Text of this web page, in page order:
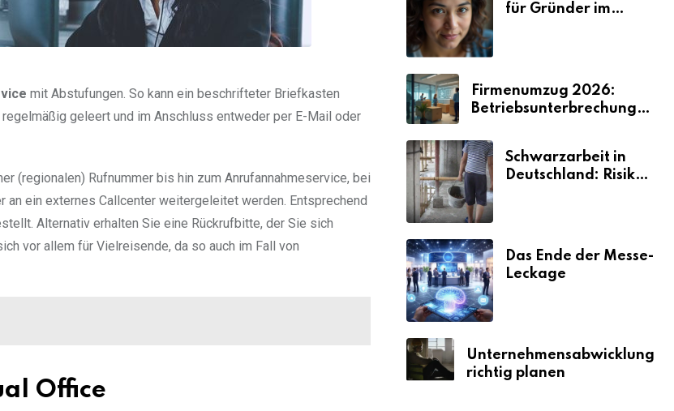
mit Abstufungen. So kann ein beschrifteter Briefkasten
geleert und im Anschluss entweder per E-Mail oder
(regionalen) Rufnummer bis hin zum Anrufannahmeservice, bei
ein externes Callcenter weitergeleitet werden. Entsprechend
Alternativ erhalten Sie eine Rückrufbitte, der Sie sich
vor allem für Vielreisende, da so auch im Fall von
Office
für Gründer im
Firmenumzug 2026:
Betriebsunterbrechungen
Schwarzarbeit in
Deutschland: Risiken
Das Ende der Messe-
Leckage
Unternehmensabwicklung
richtig planen